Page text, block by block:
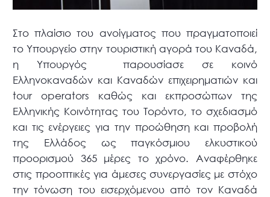
Στο πλαίσιο του ανοίγματος που πραγματοποιεί
το Υπουργείο στην τουριστική αγορά του Καναδά,
η Υπουργός παρουσίασε σε κοινό
Ελληνοκαναδών και Καναδών επιχειρηματιών και
tour operators καθώς και εκπροσώπων της
Ελληνικής Κοινότητας του Τορόντο, το σχεδιασμό
και τις ενέργειες για την προώθηση και προβολή
της Ελλάδος ως παγκόσμιου ελκυστικού
προορισμού 365 μέρες το χρόνο. Αναφέρθηκε
στις προοπτικές για άμεσες συνεργασίες με στόχο
την τόνωση του εισερχόμενου από τον Καναδά